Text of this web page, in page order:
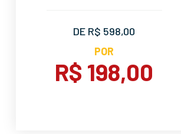
DE R$ 598,00
POR
R$ 198,00